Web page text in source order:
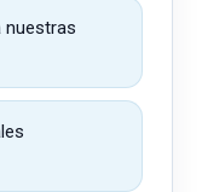
nuestras